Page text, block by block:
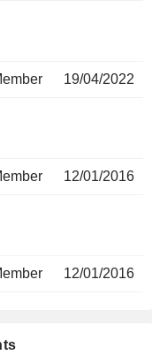
19/04/2022
12/01/2016
12/01/2016